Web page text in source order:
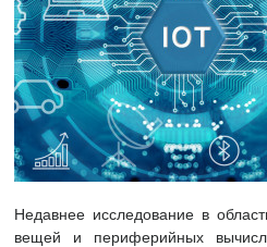
Недавнее исследование в
вещей и периферийных